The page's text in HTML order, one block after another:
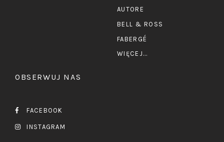
AUTORE
BELL & ROSS
FABERGÉ
WIĘCEJ...
OBSERWUJ NAS
FACEBOOK
INSTAGRAM